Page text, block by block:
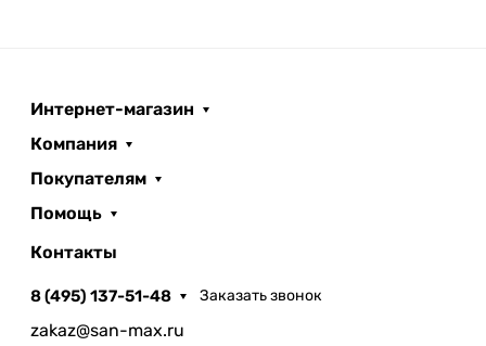
Интернет-магазин
Компания
Покупателям
Помощь
Контакты
8 (495) 137-51-48 Заказать звонок
zakaz@san-max.ru